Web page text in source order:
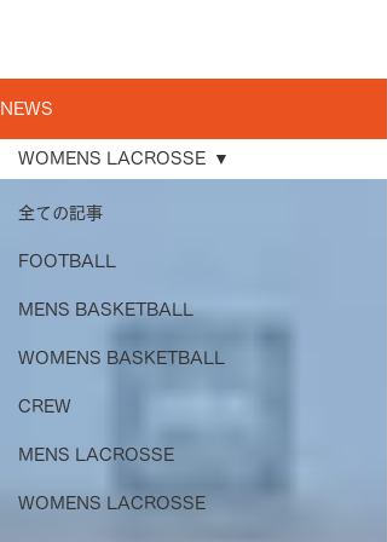
NEWS
全ての記事
FOOTBALL
MENS BASKETBALL
WOMENS BASKETBALL
CREW
MENS LACROSSE
WOMENS LACROSSE
WOMENS LACROSSE